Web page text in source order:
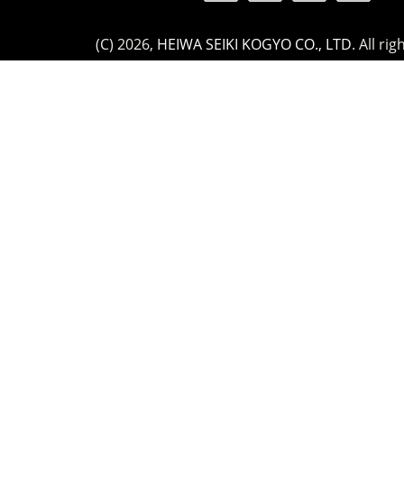
(C) 2026, HEIWA SEIKI KOGYO CO., LTD. All